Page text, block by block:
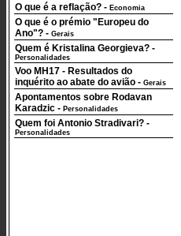
O que é a reflação? - Economia
O que é o prémio "Europeu do
Ano"? - Gerais
Quem é Kristalina Georgieva? -
Personalidades
Voo MH17 - Resultados do
inquérito ao abate do avião - Gerais
Apontamentos sobre Rodavan
Karadzic - Personalidades
Quem foi Antonio Stradivari? -
Personalidades